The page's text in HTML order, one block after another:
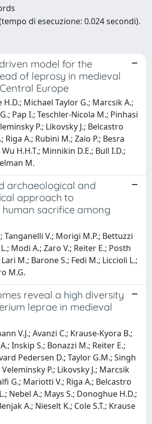
di esecuzione: 0.024 secondi).
model for the
of leprosy in medieval
Europe
Michael Taylor G.; Marcsik A.;
Pap I.; Teschler-Nicola M.; Pinhasi
P.; Likovsky J.; Belcastro
Riga A.; Rubini M.; Zaio P.; Besra
Wu H.H.T.; Minnikin D.E.; Bull I.D.;
M.
archaeological and
approach to
sacrifice among
Tanganelli V.; Morigi M.P.; Bettuzzi
Modi A.; Zaro V.; Reiter E.; Posth
M.; Barone S.; Fedi M.; Liccioli L.;
M.G.
reveal a high diversity
leprae in medieval
V.J.; Avanzi C.; Krause-Kyora B.;
Inskip S.; Bonazzi M.; Reiter E.;
Pedersen D.; Taylor G.M.; Singh
Veleminsky P.; Likovsky J.; Marcsik
G.; Mariotti V.; Riga A.; Belcastro
Nebel A.; Mays S.; Donoghue H.D.;
A.; Nieselt K.; Cole S.T.; Krause